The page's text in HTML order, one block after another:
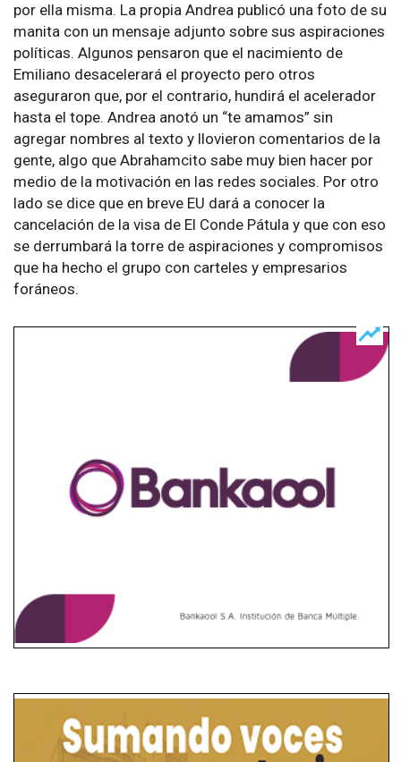
por ella misma. La propia Andrea publicó una foto de su
manita con un mensaje adjunto sobre sus aspiraciones
políticas. Algunos pensaron que el nacimiento de
Emiliano desacelerará el proyecto pero otros
aseguraron que, por el contrario, hundirá el acelerador
hasta el tope. Andrea anotó un “te amamos” sin
agregar nombres al texto y llovieron comentarios de la
gente, algo que Abrahamcito sabe muy bien hacer por
medio de la motivación en las redes sociales. Por otro
lado se dice que en breve EU dará a conocer la
cancelación de la visa de El Conde Pátula y que con eso
se derrumbará la torre de aspiraciones y compromisos
que ha hecho el grupo con carteles y empresarios
foráneos.